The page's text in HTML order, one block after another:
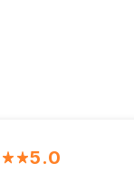
5.0